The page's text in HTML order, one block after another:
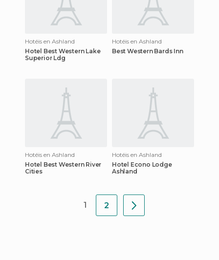
Hotéis en Ashland
Hotel Best Western Lake
Superior Ldg
Hotéis en Ashland
Best Western Bards Inn
Hotéis en Ashland
Hotel Best Western River
Cities
Hotéis en Ashland
Hotel Econo Lodge
Ashland
1 2